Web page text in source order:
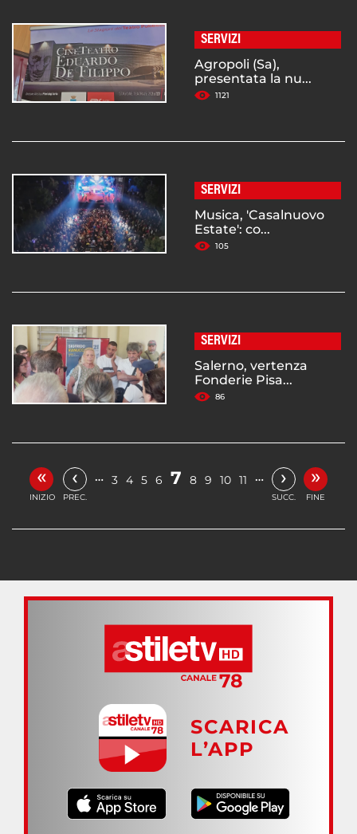
SERVIZI
Agropoli (Sa),
presentata la nu...
1121
SERVIZI
Musica, 'Casalnuovo
Estate': co...
105
SERVIZI
Salerno, vertenza
Fonderie Pisa...
86
«
INIZIO
‹
PREC.
… 3 4 5 6 7 8 9 10 11 … ›
SUCC.
»
FINE
SCARICA
L’APP